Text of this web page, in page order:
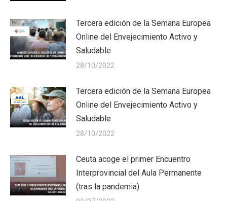
Tercera edición de la Semana Europea
Online del Envejecimiento Activo y
Saludable
28/10/2022
Tercera edición de la Semana Europea
Online del Envejecimiento Activo y
Saludable
28/10/2022
Ceuta acoge el primer Encuentro
Interprovincial del Aula Permanente
(tras la pandemia)